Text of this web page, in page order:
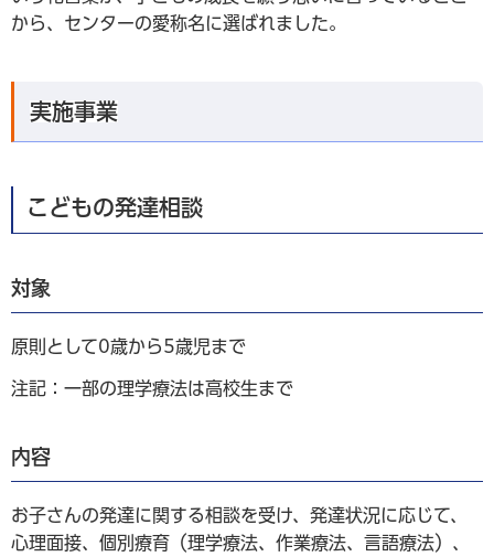
から、センターの愛称名に選ばれました。
実施事業
こどもの発達相談
対象
原則として0歳から5歳児まで
注記：一部の理学療法は高校生まで
内容
お子さんの発達に関する相談を受け、発達状況に応じて、
心理面接、個別療育（理学療法、作業療法、言語療法）、